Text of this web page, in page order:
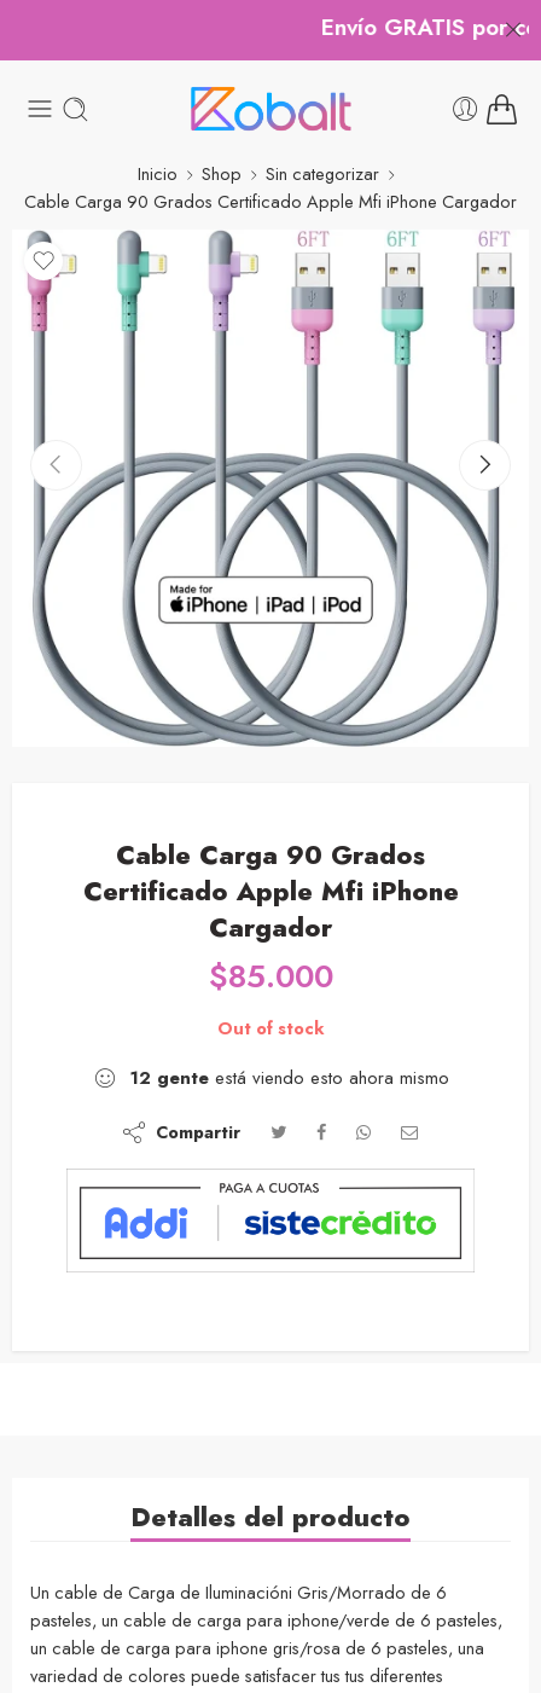
Envío GRATIS por
Inicio Shop
Sin categorizar
Cable Carga 90 Grados Certificado Apple Mfi iPhone Cargador
Cable Carga 90 Grados
Certificado Apple Mfi iPhone
Cargador
$85.000
Out of stock
12 genteestá viendo esto ahora mismo
Compartir
Detalles del producto
Un cable de Carga de Iluminacióni Gris/Morrado de 6
pasteles, un cable de carga para iphone/verde de 6 pasteles,
un cable de carga para iphone gris/rosa de 6 pasteles, una
variedad de colores puede satisfacer tus tus diferentes